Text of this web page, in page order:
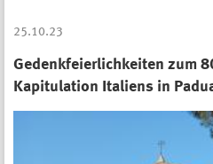
25.10.23
Gedenkfeierlichkeiten zum
Kapitulation Italiens in